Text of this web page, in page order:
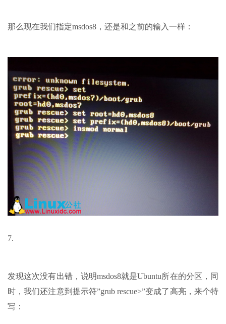
那么现在我们指定msdos8，还是和之前的输入一样：
7.
发现这次没有出错，说明msdos8就是Ubuntu所在的分区，同
时，我们还注意到提示符”grub rescue>”变成了高亮，来个特
写：